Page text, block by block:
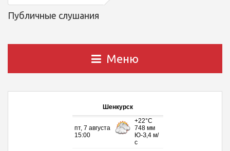
Публичные слушания
Меню
Шенкурск